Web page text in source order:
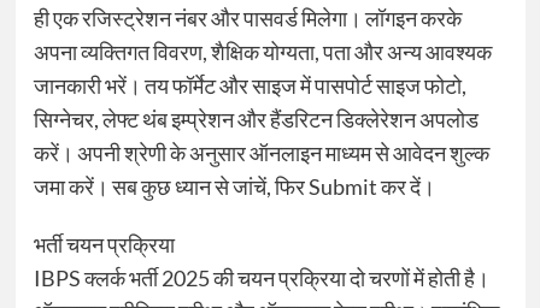
ही एक रजिस्ट्रेशन नंबर और पासवर्ड मिलेगा। लॉगइन करके
अपना व्यक्तिगत विवरण, शैक्षिक योग्यता, पता और अन्य आवश्यक
जानकारी भरें। तय फॉर्मेट और साइज में पासपोर्ट साइज फोटो,
सिग्नेचर, लेफ्ट थंब इम्प्रेशन और हैंडरिटन डिक्लेरेशन अपलोड
करें। अपनी श्रेणी के अनुसार ऑनलाइन माध्यम से आवेदन शुल्क
जमा करें। सब कुछ ध्यान से जांचें, फिर Submit कर दें।
भर्ती चयन प्रक्रिया
IBPS क्लर्क भर्ती 2025 की चयन प्रक्रिया दो चरणों में होती है।